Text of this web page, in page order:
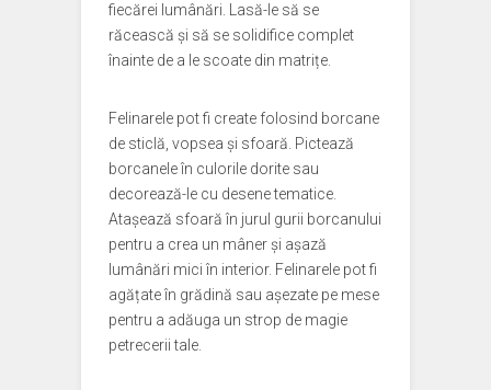
fiecărei lumânări. Lasă-le să se
răcească și să se solidifice complet
înainte de a le scoate din matrițe.
Felinarele pot fi create folosind borcane
de sticlă, vopsea și sfoară. Pictează
borcanele în culorile dorite sau
decorează-le cu desene tematice.
Atașează sfoară în jurul gurii borcanului
pentru a crea un mâner și așază
lumânări mici în interior. Felinarele pot fi
agățate în grădină sau așezate pe mese
pentru a adăuga un strop de magie
petrecerii tale.